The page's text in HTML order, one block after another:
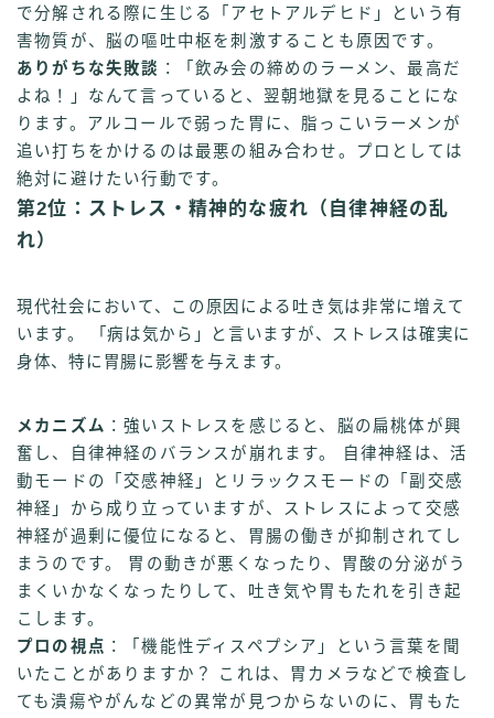
で分解される際に生じる「アセトアルデヒド」という有
害物質が、脳の嘔吐中枢を刺激することも原因です。
ありがちな失敗談 ：「飲み会の締めのラーメン、最高だ
よね！」なんて言っていると、翌朝地獄を見ることにな
ります。アルコールで弱った胃に、脂っこいラーメンが
追い打ちをかけるのは最悪の組み合わせ。プロとしては
絶対に避けたい行動です。
第2位：ストレス・精神的な疲れ（自律神経の乱
れ）
現代社会において、この原因による吐き気は非常に増えて
います。 「病は気から」と言いますが、ストレスは確実に
身体、特に胃腸に影響を与えます。
メカニズム ：強いストレスを感じると、脳の扁桃体が興
奮し、自律神経のバランスが崩れます。 自律神経は、活
動モードの「交感神経」とリラックスモードの「副交感
神経」から成り立っていますが、ストレスによって交感
神経が過剰に優位になると、胃腸の働きが抑制されてし
まうのです。 胃の動きが悪くなったり、胃酸の分泌がう
まくいかなくなったりして、吐き気や胃もたれを引き起
こします。
プロの視点 ：「機能性ディスペプシア」という言葉を聞
いたことがありますか？ これは、胃カメラなどで検査し
ても潰瘍やがんなどの異常が見つからないのに、胃もた